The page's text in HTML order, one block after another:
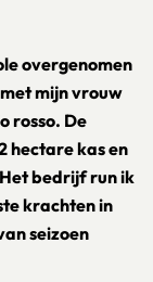
overgenomen
mijn vrouw
rosso. De
hectare kas en
bedrijf run ik
krachten in
seizoen